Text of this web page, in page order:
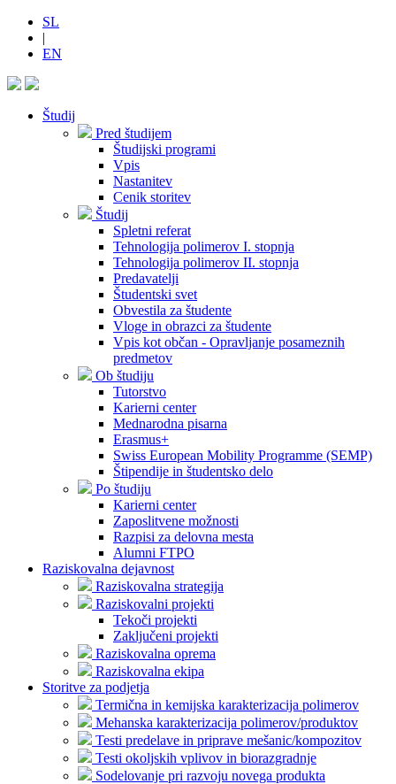
SL
|
EN
Študij
Pred študijem
Študijski programi
Vpis
Nastanitev
Cenik storitev
Študij
Spletni referat
Tehnologija polimerov I. stopnja
Tehnologija polimerov II. stopnja
Predavatelji
Študentski svet
Obvestila za študente
Vloge in obrazci za študente
Vpis kot občan - Opravljanje posameznih
predmetov
Ob študiju
Tutorstvo
Karierni center
Mednarodna pisarna
Erasmus+
Swiss European Mobility Programme (SEMP)
Štipendije in študentsko delo
Po študiju
Karierni center
Zaposlitvene možnosti
Razpisi za delovna mesta
Alumni FTPO
Raziskovalna dejavnost
Raziskovalna strategija
Raziskovalni projekti
Tekoči projekti
Zaključeni projekti
Raziskovalna oprema
Raziskovalna ekipa
Storitve za podjetja
Termična in kemijska karakterizacija polimerov
Mehanska karakterizacija polimerov/produktov
Testi predelave in priprave mešanic/kompozitov
Testi okoljskih vplivov in biorazgradnje
Sodelovanje pri razvoju novega produkta